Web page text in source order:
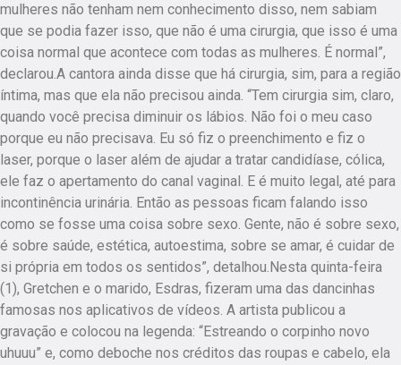
mulheres não tenham nem conhecimento disso, nem sabiam
que se podia fazer isso, que não é uma cirurgia, que isso é uma
coisa normal que acontece com todas as mulheres. É normal”,
declarou.A cantora ainda disse que há cirurgia, sim, para a região
íntima, mas que ela não precisou ainda. “Tem cirurgia sim, claro,
quando você precisa diminuir os lábios. Não foi o meu caso
porque eu não precisava. Eu só fiz o preenchimento e fiz o
laser, porque o laser além de ajudar a tratar candidíase, cólica,
ele faz o apertamento do canal vaginal. E é muito legal, até para
incontinência urinária. Então as pessoas ficam falando isso
como se fosse uma coisa sobre sexo. Gente, não é sobre sexo,
é sobre saúde, estética, autoestima, sobre se amar, é cuidar de
si própria em todos os sentidos”, detalhou.Nesta quinta-feira
(1), Gretchen e o marido, Esdras, fizeram uma das dancinhas
famosas nos aplicativos de vídeos. A artista publicou a
gravação e colocou na legenda: “Estreando o corpinho novo
uhuuu” e, como deboche nos créditos das roupas e cabelo, ela